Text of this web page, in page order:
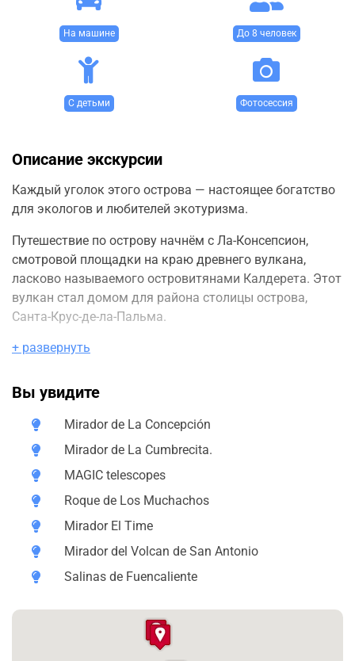
На машине До 8 человек
С детьми Фотосессия
Описание экскурсии
Каждый уголок этого острова — настоящее богатство
для экологов и любителей экотуризма.
Путешествие по острову начнём с Ла-Консепсион,
смотровой площадки на краю древнего вулкана,
ласково называемого островитянами Калдерета. Этот
вулкан стал домом для района столицы острова,
Санта-Крус-де-ла-Пальма.
Отсюда начнём наше путешествие к главной
парку Кальдера Табуриенте. Словами невозможно
передать его красоту и величие.
Роке-де-лос-Мучачос. Путь к нему пройдёт через
астрофизическую обсерваторию с самым большим в
северном полушарии телескопом Grantecan и
Затем мы посетим смотровую площадку Эль-Тайм и
деревня Лас-Манчас-де-Абахо с очаровательной
Далее нас ждут вулканы Тенегия и Сан-Антонио, на
лавовых полях которых выращивается виноград для
+ развернуть
Вы увидите
Mirador de La Concepción
Mirador de La Cumbrecita.
MAGIC telescopes
Roque de Los Muchachos
Mirador El Time
Mirador del Volcan de San Antonio
Salinas de Fuencaliente